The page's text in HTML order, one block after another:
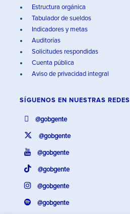
Estructura orgánica
Tabulador de sueldos
Indicadores y metas
Auditorías
Solicitudes respondidas
Cuenta pública
Aviso de privacidad integral
SÍGUENOS EN NUESTRAS REDES
@gobgente
@gobgente
@gobgente
@gobgente
@gobgente
@gobgente